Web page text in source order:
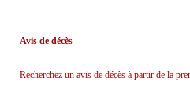
Avis de décès
Recherchez un avis de décès à partir de la